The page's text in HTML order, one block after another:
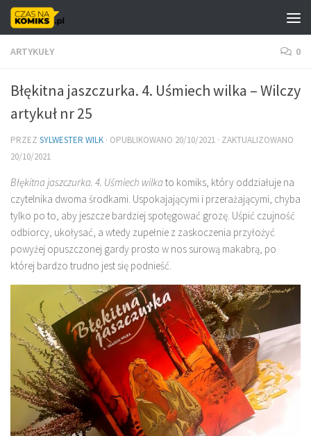
Skip to content
ARTYKUŁY 0
Błękitna jaszczurka. 4. Uśmiech wilka – Wilczy
artykuł nr 25
PRZEZ SYLWESTER WILK · OPUBLIKOWANO 20/10/2021 · ZAKTUALIZOWANO
20/10/2021
Błękitna jaszczurka. 4. Uśmiech wilkato komiks, który oddziałuje na
czytelnika dwoma środkami. Uspokajającymi i przerażającymi, chyba
tylko po to, aby jeszcze bardziej spotęgować grozę. Uśpić czujność
odbiorcy, ukołysać, a wtedy zupełnie z zaskoczenia przyłożyć
powyżej opuszczonej gardy prosto w nos surową makabrą, po
której bardzo trudno jest się podnieść.